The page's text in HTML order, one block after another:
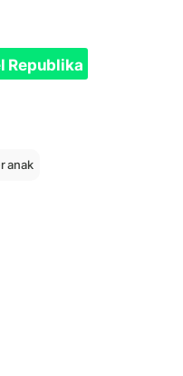
Republika
anak